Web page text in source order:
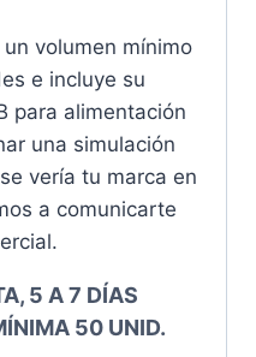
volumen mínimo
e incluye su
para alimentación
una simulación
vería tu marca en
a comunicarte
5 A 7 DÍAS
50 UNID.